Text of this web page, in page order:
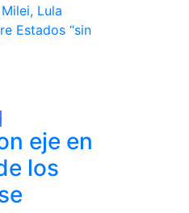
Lula
Estados “sin
eje en
los